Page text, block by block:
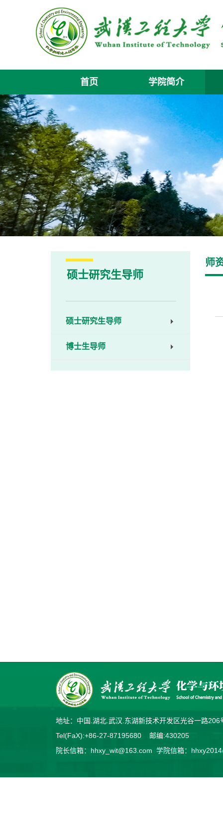
首页 学院简介
硕士研究生导师
硕士研究生导师
博士生导师
师
地址：中国.湖北.武汉.东湖新技术开发区光谷一路
Tel(FaX):+86-27-87195680 邮编:430205
院长信箱：hhxy_wit@163.com 学院信箱：